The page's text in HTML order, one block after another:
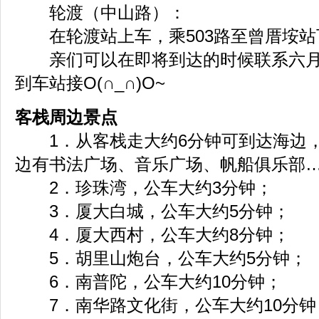
轮渡（中山路）：
在轮渡站上车，乘503路至曾厝垵站
亲们可以在即将到达的时候联系六
到车站接O(∩_∩)O~
客栈周边景点
1．从客栈走大约6分钟可到达海边
边有书法广场、音乐广场、帆船俱乐
2．珍珠湾，公车大约3分钟；
3．厦大白城，公车大约5分钟；
4．厦大西村，公车大约8分钟；
5．胡里山炮台，公车大约5分钟；
6．南普陀，公车大约10分钟；
7．南华路文化街，公车大约10分钟